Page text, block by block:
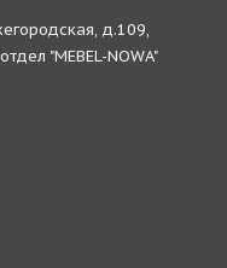
д.109,
"MEBEL-NOWA"